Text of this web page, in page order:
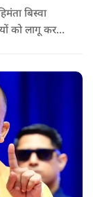
को लागू करना